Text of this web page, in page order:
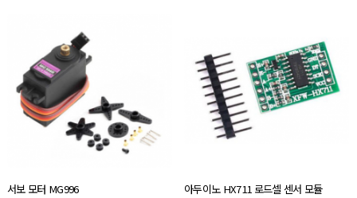
서보 모터 MG996 아두이노 HX711 로드셀 센서 모듈